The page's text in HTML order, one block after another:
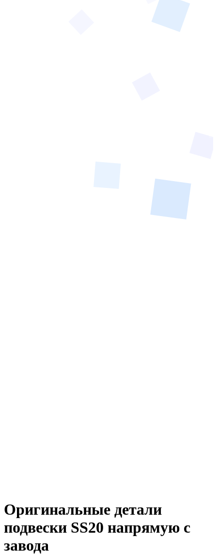
Оригинальные детали
подвески SS20 напрямую с
завода